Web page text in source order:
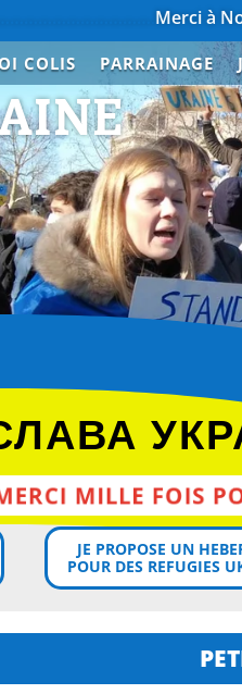
Merci à Nora de Saint-
COLIS PARRAINAGE
MERCI MILLE
JE PROPOSE UN
POUR DES REFUGIES